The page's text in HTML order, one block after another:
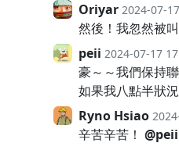
Oriyar 2024-07-
然後！我忽然被
peii 2024-07-17
豪～～我們保持
如果我八點半狀
Ryno Hsiao
辛苦辛苦！ @peii